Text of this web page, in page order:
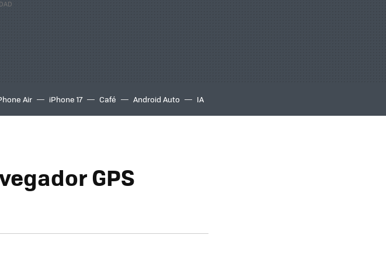
Air iPhone 17 Café Android Auto IA
GPS